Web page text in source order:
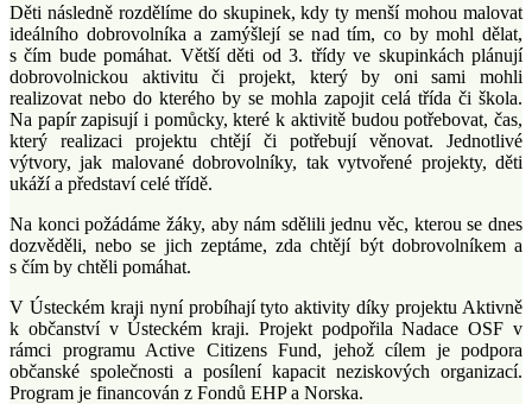
Děti následně rozdělíme do skupinek, kdy ty menší mohou malovat
ideálního dobrovolníka a zamýšlejí se nad tím, co by mohl dělat,
s čím bude pomáhat. Větší děti od 3. třídy ve skupinkách plánují
dobrovolnickou aktivitu či projekt, který by oni sami mohli
realizovat nebo do kterého by se mohla zapojit celá třída či škola.
Na papír zapisují i pomůcky, které k aktivitě budou potřebovat, čas,
který realizaci projektu chtějí či potřebují věnovat. Jednotlivé
výtvory, jak malované dobrovolníky, tak vytvořené projekty, děti
ukáží a představí celé třídě.
Na konci požádáme žáky, aby nám sdělili jednu věc, kterou se dnes
dozvěděli, nebo se jich zeptáme, zda chtějí být dobrovolníkem a
s čím by chtěli pomáhat.
V Ústeckém kraji nyní probíhají tyto aktivity díky projektu Aktivně
k občanství v Ústeckém kraji. Projekt podpořila Nadace OSF v
rámci programu Active Citizens Fund, jehož cílem je podpora
občanské společnosti a posílení kapacit neziskových organizací.
Program je financován z Fondů EHP a Norska.